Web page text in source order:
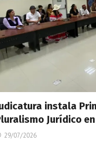
instala
Jurídico en
29/07/2026